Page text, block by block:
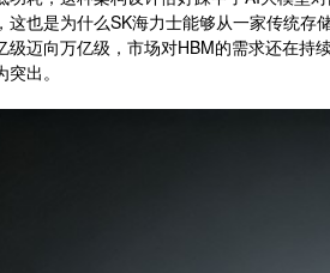
这也是为什么SK海力士能够从一家传统
级迈向万亿级，市场对HBM的需求还在持
出。